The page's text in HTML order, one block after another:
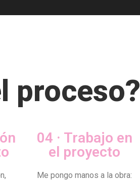
proceso?
04 · Trabajo en
el proyecto
Me pongo manos a la obra: